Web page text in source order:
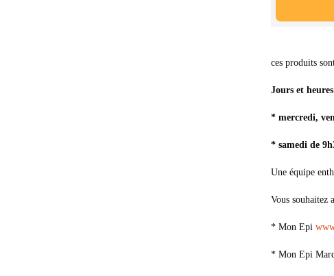
ces produits
Jours et
* mercredi,
* samedi de
Une équipe
Vous souhaitez
* Mon Epi
* Mon Epi